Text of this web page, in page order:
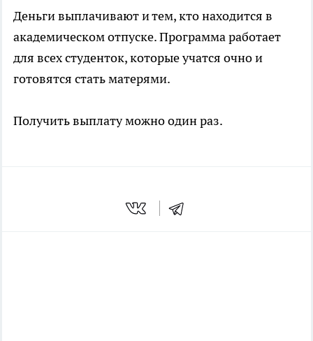
Деньги выплачивают и тем, кто находится в
академическом отпуске. Программа работает
для всех студенток, которые учатся очно и
готовятся стать матерями.
Получить выплату можно один раз.